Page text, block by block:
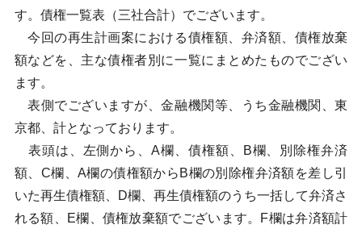
す。債権一覧表（三社合計）でございます。
今回の再生計画案における債権額、弁済額、債権放棄
額などを、主な債権者別に一覧にまとめたものでござい
ます。
表側でございますが、金融機関等、うち金融機関、東
京都、計となっております。
表頭は、左側から、A欄、債権額、B欄、別除権弁済
額、C欄、A欄の債権額からB欄の別除権弁済額を差し引
いた再生債権額、D欄、再生債権額のうち一括して弁済さ
れる額、E欄、債権放棄額でございます。F欄は弁済額計